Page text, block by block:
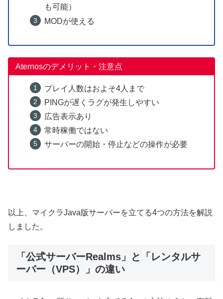
も可能）
MODが使える
Aternosのデメリット・注意点
プレイ人数はおよそ4人まで
PINGが遅くラグが発生しやすい
広告表示あり
常時稼働ではない
サーバーの開始・停止などの操作が必要
以上、マイクラJava版サーバーを立てる4つの方法を解説
しました。
「公式サーバーRealms」と「レンタルサ
ーバー（VPS）」の違い